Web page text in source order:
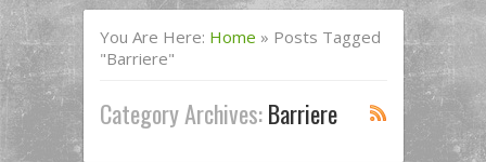
You Are Here: Home » Posts Tagged
"barriere"
Category Archives:Barriere